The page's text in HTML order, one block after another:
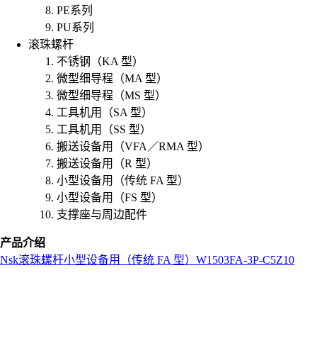
PE系列
PU系列
滚珠螺杆
不锈钢（KA 型）
微型细导程（MA 型）
微型细导程（MS 型）
工具机用（SA 型）
工具机用（SS 型）
搬送设备用（VFA／RMA 型）
搬送设备用（R 型）
小型设备用（传统 FA 型）
小型设备用（FS 型）
支撑座与周边配件
产品介绍
Nsk滚珠螺杆小型设备用（传统 FA 型） W1503FA-3P-C5Z10